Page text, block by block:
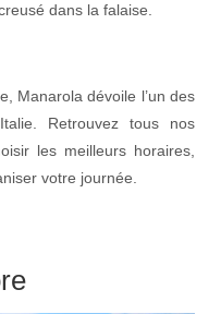
dans la falaise.
Manarola dévoile l’un des
Retrouvez tous nos
les meilleurs horaires,
votre journée.